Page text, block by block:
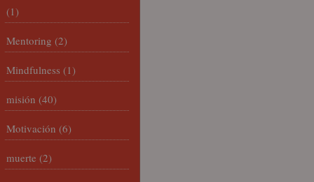
(1)
Mentoring (2)
Mindfulness (1)
misión (40)
Motivación (6)
muerte (2)